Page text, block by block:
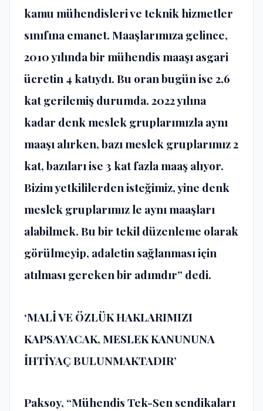
kamu mühendisleri ve teknik hizmetler
sınıfına emanet. Maaşlarımıza gelince,
2010 yılında bir mühendis maaşı asgari
ücretin 4 katıydı. Bu oran bugün ise 2,6
kat gerilemiş durumda. 2022 yılına
kadar denk meslek gruplarımızla aynı
maaşı alırken, bazı meslek gruplarımız 2
kat, bazıları ise 3 kat fazla maaş alıyor.
Bizim yetkililerden isteğimiz, yine denk
meslek gruplarımız le aynı maaşları
alabilmek. Bu bir tekil düzenleme olarak
görülmeyip, adaletin sağlanması için
atılması gereken bir adımdır” dedi.
‘MALİ VE ÖZLÜK HAKLARIMIZI
KAPSAYACAK, MESLEK KANUNUNA
İHTİYAÇ BULUNMAKTADIR’
Paksoy, “Mühendis Tek-Sen sendikaları